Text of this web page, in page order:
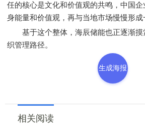
任的核心是文化和价值观的共鸣，中国
身能量和价值观，再与当地市场慢慢形成
基于这个整体，海辰储能也正逐渐摸
织管理路径。
生成海报
相关阅读